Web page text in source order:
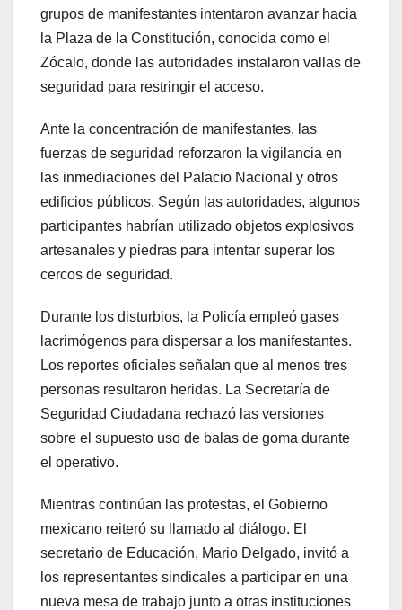
grupos de manifestantes intentaron avanzar hacia
la Plaza de la Constitución, conocida como el
Zócalo, donde las autoridades instalaron vallas de
seguridad para restringir el acceso.
Ante la concentración de manifestantes, las
fuerzas de seguridad reforzaron la vigilancia en
las inmediaciones del Palacio Nacional y otros
edificios públicos. Según las autoridades, algunos
participantes habrían utilizado objetos explosivos
artesanales y piedras para intentar superar los
cercos de seguridad.
Durante los disturbios, la Policía empleó gases
lacrimógenos para dispersar a los manifestantes.
Los reportes oficiales señalan que al menos tres
personas resultaron heridas. La Secretaría de
Seguridad Ciudadana rechazó las versiones
sobre el supuesto uso de balas de goma durante
el operativo.
Mientras continúan las protestas, el Gobierno
mexicano reiteró su llamado al diálogo. El
secretario de Educación, Mario Delgado, invitó a
los representantes sindicales a participar en una
nueva mesa de trabajo junto a otras instituciones